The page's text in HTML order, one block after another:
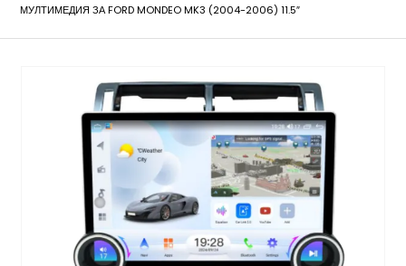
МУЛТИМЕДИЯ ЗА FORD MONDEO MK3 (2004-2006) 11.5″